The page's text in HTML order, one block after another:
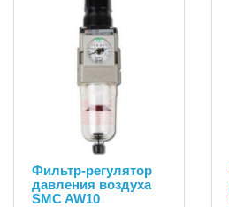
Фильтр-регулятор
давления воздуха
SMC AW10